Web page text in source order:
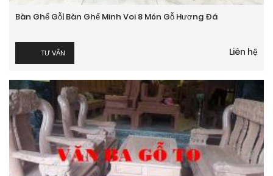
Bàn Ghế Gỗ| Bàn Ghế Minh Voi 8 Món Gỗ Hương Đá
TƯ VẤN Liên hệ